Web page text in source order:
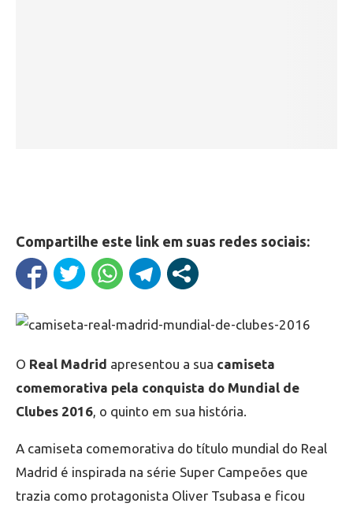
Compartilhe este link em suas redes sociais:
O Real Madrid apresentou a sua camiseta
comemorativa pela conquista do Mundial de
Clubes 2016, o quinto em sua história.
A camiseta comemorativa do título mundial do Real
Madrid é inspirada na série Super Campeões que
trazia como protagonista Oliver Tsubasa e ficou